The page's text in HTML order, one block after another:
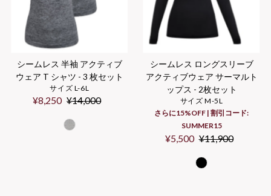
シームレス 半袖 アクティブ
ウェア T シャツ - 3 枚セット
サイズ L-6L
セ
¥8,250 通
価
¥14,000
シームレス ロングスリーブ
アクティブウェア サーマルト
ップス - 2枚セット
サイズ M-5L
さらに15%OFF | 割引コード:
SUMMER15
セ
¥5,500 通
価
¥11,900